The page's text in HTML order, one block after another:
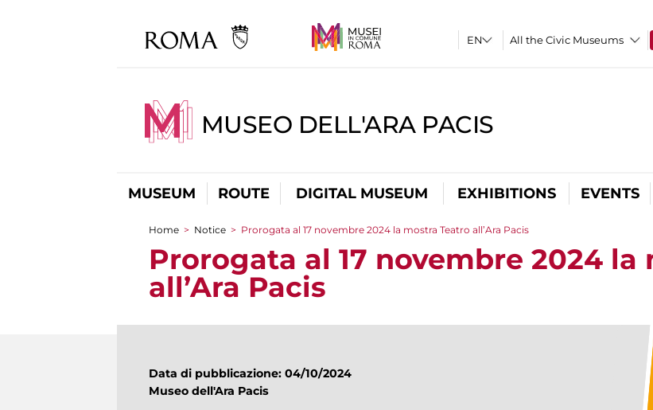
All the Civic Museums
MUSEO DELL'ARA PACIS
MUSEUM ROUTE DIGITAL MUSEUM EXHIBITIONS EVENTS
You are here
Home > Notice > Prorogata al 17 novembre 2024 la mostra Teatro all’Ara Pacis
Prorogata al 17 novembre 2024 la
all’Ara Pacis
Data di pubblicazione: 04/10/2024
Museo dell'Ara Pacis